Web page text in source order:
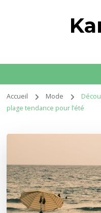
Accueil Mode
plage tendance pour l’été